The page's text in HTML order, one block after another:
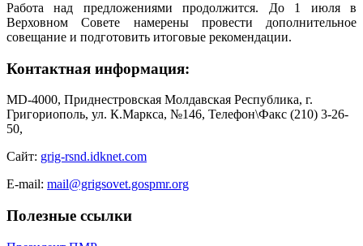
Работа над предложениями продолжится. До 1 июля в
Верховном Совете намерены провести дополнительное
совещание и подготовить итоговые рекомендации.
Контактная информация:
MD-4000, Приднестровская Молдавская Республика, г.
Григориополь, ул. К.Маркса, №146, Телефон\Факс (210) 3-26-
50,
Сайт: grig-rsnd.idknet.com
E-mail: mail@grigsovet.gospmr.org
Полезные ссылки